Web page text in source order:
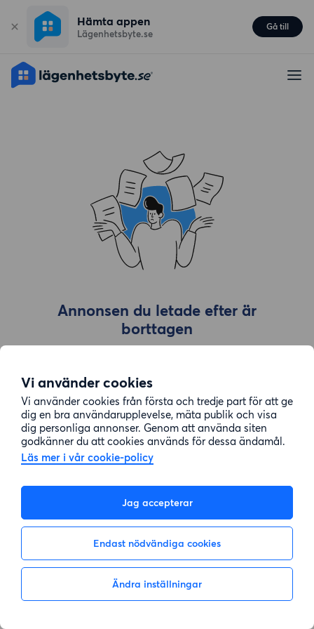
Vi använder cookies
Vi använder cookies från första och tredje part för att ge
dig en bra användarupplevelse, mäta publik och visa
dig personliga annonser. Genom att använda siten
godkänner du att cookies används för dessa ändamål.
Läs mer i vår cookie-policy
Jag accepterar
Endast nödvändiga cookies
Ändra inställningar
Hämta appen
Lägenhetsbyte.se
Gå till
Annonsen du letade efter är
borttagen
Gå till sök